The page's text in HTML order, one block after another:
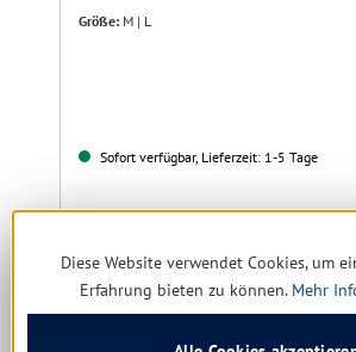
Größe: M | L
Sofort verfügbar, Lieferzeit: 1-5 Tage
14,77 €
Details
Diese Website verwendet Cookies, um
Erfahrung bieten zu können. Mehr